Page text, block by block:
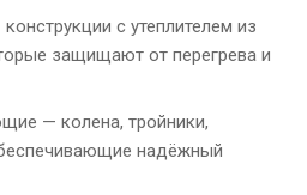
с утеплителем из
защищают от перегрева и
— колена, тройники,
надёжный